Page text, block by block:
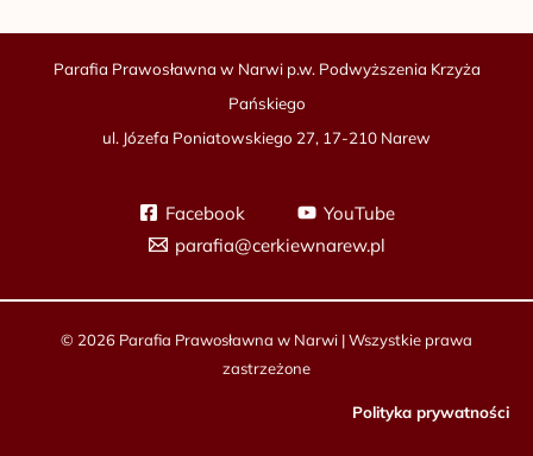
Parafia Prawosławna w Narwi p.w. Podwyższenia Krzyża
Pańskiego
ul. Józefa Poniatowskiego 27, 17-210 Narew
Facebook
YouTube
parafia@cerkiewnarew.pl
© 2026 Parafia Prawosławna w Narwi | Wszystkie prawa
zastrzeżone
Polityka prywatności